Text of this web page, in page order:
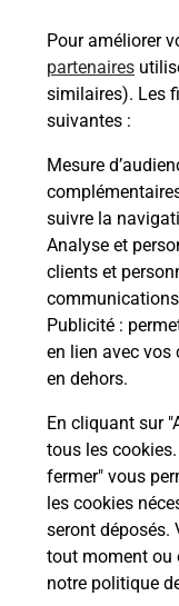
Pour améliorer
partenaires
similaires). Les
suivantes :
Mesure
suivre la
Analyse et
clients et
Publicité :
en lien avec vos
en dehors.
En cliquant sur
tous les
fermer" vous
les cookies
seront déposés.
tout moment ou
notre politique
Comment
modification
Comment
à votre
Puis-je
avec La
conditions ?
Localiser Liste Loire